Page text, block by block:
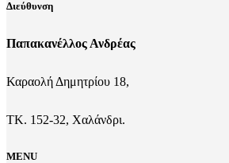
Διεύθυνση
Παπακανέλλος Ανδρέας
Καραολή Δημητρίου 18,
ΤΚ. 152-32, Χαλάνδρι.
MENU